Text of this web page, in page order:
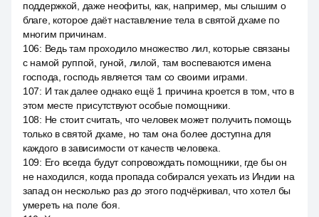
поддержкой, даже неофиты, как, например, мы слышим о
благе, которое даёт наставление тела в святой дхаме по
многим причинам.
106: Ведь там проходило множество лил, которые связаны
с намой руппой, гуной, лилой, там воспеваются имена
господа, господь является там со своими играми.
107: И так далее однако ещё 1 причина кроется в том, что в
этом месте присутствуют особые помощники.
108: Не стоит считать, что человек может получить помощь
только в святой дхаме, но там она более доступна для
каждого в зависимости от качеств человека.
109: Его всегда будут сопровождать помощники, где бы он
не находился, когда пропада собирался уехать из Индии на
запад он несколько раз до этого подчёркивал, что хотел бы
умереть на поле боя.